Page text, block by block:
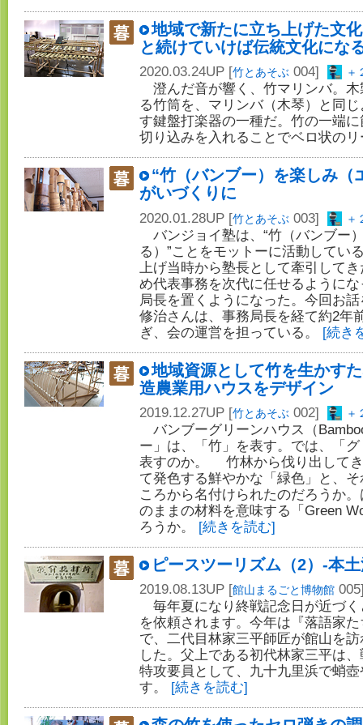
地域で新たに立ち上げた文
と続けていけば伝統文化にな
2020.03.24UP [竹とあそぶ 004] ＋
澄んだ音が響く、竹マリンバ。
る竹筒を、マリンバ（木琴）と同
す鍵盤打楽器の一種だ。竹の一端
切り込みを入れることでベロ状の
“竹（バンブー）を楽しみ（
がいづくりに
2020.01.28UP [竹とあそぶ 003] ＋
バンジョイ塾は、“竹（バンブー
る）”ことをモットーに活動してい
上げ当時から塾長として牽引して
め代表事務を次代に任せるように
局長を置くようになった。今回お
修治さんは、事務局長を経て約2年
ぎ、会の運営を担っている。 [続き
地域資源として竹を生かす
造農業用ハウスをデザイン
2019.12.27UP [竹とあそぶ 002] ＋
バンブーグリーンハウス（
ー」は、「竹」を表す。では、「
表すのか。 竹林から伐り出して
て発色する鮮やかな「緑色」と、
ころから名付けられたのだろうか
のままの材料を意味する「Green
ろうか。 [続きを読む]
ピースツーリズム（2）-本
2019.08.13UP [館山まるごと博物館
毎年夏になり終戦記念日が近づ
を依頼されます。今年は『落語家
で、二代目林家三平師匠が館山を
した。父上である初代林家三平は
特攻要員として、九十九里浜で蛸
す。 [続きを読む]